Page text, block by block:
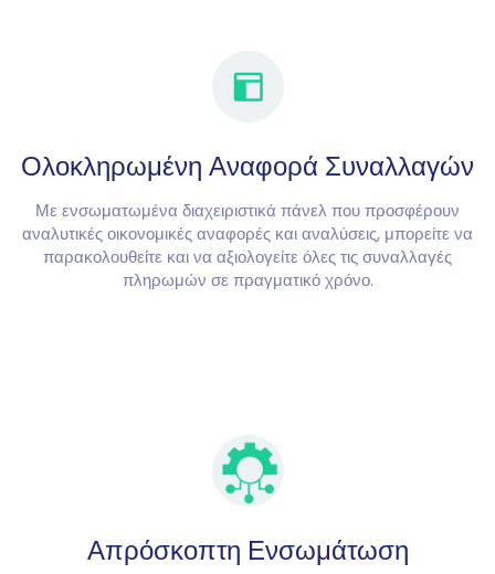
Ολοκληρωμένη Αναφορά Συναλλαγών
Με ενσωματωμένα διαχειριστικά πάνελ που προσφέρουν
αναλυτικές οικονομικές αναφορές και αναλύσεις, μπορείτε να
παρακολουθείτε και να αξιολογείτε όλες τις συναλλαγές
πληρωμών σε πραγματικό χρόνο.
Απρόσκοπτη Ενσωμάτωση